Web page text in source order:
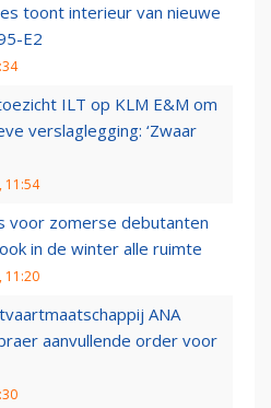
toont interieur van nieuwe
E2
ILT op KLM E&M om
verslaglegging: ‘Zwaar
11:54
voor zomerse debutanten
in de winter alle ruimte
11:20
ANA
aanvullende order voor